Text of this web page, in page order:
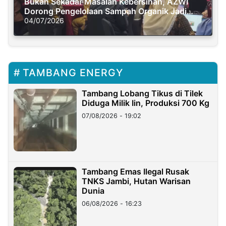
Dorong Pengelolaan Sampah Organik Jadi
Solusi Krisis Iklim
04/07/2026
TAMBANG ENERGY
Tambang Lobang Tikus di Tilek
Diduga Milik Iin, Produksi 700 Kg
07/08/2026 - 19:02
Tambang Emas Ilegal Rusak
TNKS Jambi, Hutan Warisan
Dunia
06/08/2026 - 16:23